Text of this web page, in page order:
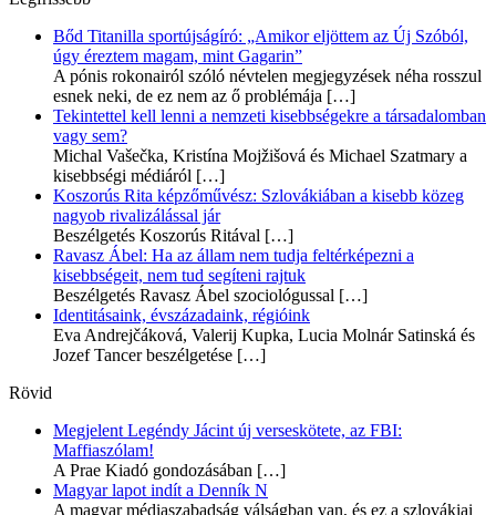
Bőd Titanilla sportújságíró: „Amikor eljöttem az Új Szóból,
úgy éreztem magam, mint Gagarin”
A pónis rokonairól szóló névtelen megjegyzések néha rosszul
esnek neki, de ez nem az ő problémája […]
Tekintettel kell lenni a nemzeti kisebbségekre a társadalomban
vagy sem?
Michal Vašečka, Kristína Mojžišová és Michael Szatmary a
kisebbségi médiáról […]
Koszorús Rita képzőművész: Szlovákiában a kisebb közeg
nagyob rivalizálással jár
Beszélgetés Koszorús Ritával […]
Ravasz Ábel: Ha az állam nem tudja feltérképezni a
kisebbségeit, nem tud segíteni rajtuk
Beszélgetés Ravasz Ábel szociológussal […]
Identitásaink, évszázadaink, régióink
Eva Andrejčáková, Valerij Kupka, Lucia Molnár Satinská és
Jozef Tancer beszélgetése […]
Rövid
Megjelent Legéndy Jácint új verseskötete, az FBI:
Maffiaszólam!
A Prae Kiadó gondozásában […]
Magyar lapot indít a Denník N
A magyar médiaszabadság válságban van, és ez a szlovákiai